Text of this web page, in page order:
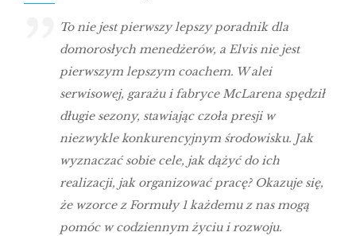
To nie jest pierwszy lepszy poradnik dla
domorosłych menedżerów, a Elvis nie jest
pierwszym lepszym coachem. W alei
serwisowej, garażu i fabryce McLarena spędził
długie sezony, stawiając czoła presji w
niezwykle konkurencyjnym środowisku. Jak
wyznaczać sobie cele, jak dążyć do ich
realizacji, jak organizować pracę? Okazuje się,
że wzorce z Formuły 1 każdemu z nas mogą
pomóc w codziennym życiu i rozwoju.